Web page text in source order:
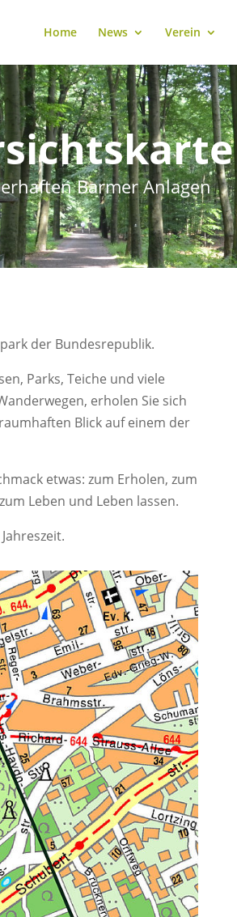
Home News Verein
Barmer Anlagen
der Bundesrepublik.
Parks, Teiche und viele
erholen Sie sich
Blick auf einem der
etwas: zum Erholen, zum
Leben und Leben lassen.